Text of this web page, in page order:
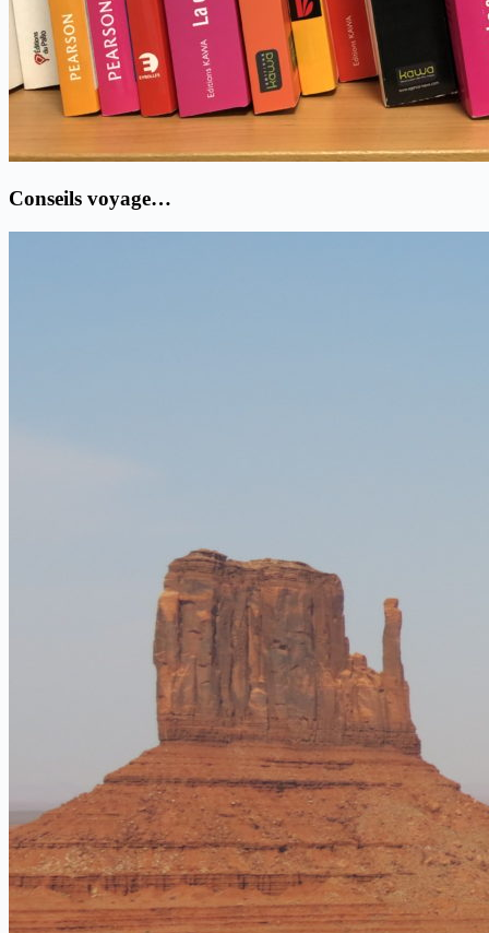
Conseils voyage…